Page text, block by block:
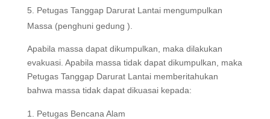
Petugas Tanggap Darurat Lantai mengumpulkan
Massa (penghuni gedung ).
Apabila massa dapat dikumpulkan, maka dilakukan
evakuasi. Apabila massa tidak dapat dikumpulkan, maka
Petugas Tanggap Darurat Lantai memberitahukan
bahwa massa tidak dapat dikuasai kepada:
Petugas Bencana Alam